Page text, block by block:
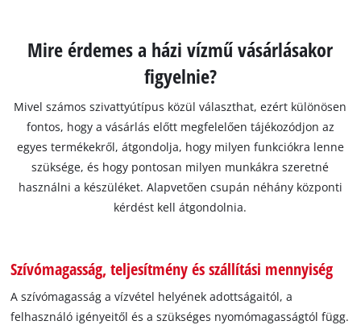
Mire érdemes a házi vízmű vásárlásakor
figyelnie?
Mivel számos szivattyútípus közül választhat, ezért különösen
fontos, hogy a vásárlás előtt megfelelően tájékozódjon az
egyes termékekről, átgondolja, hogy milyen funkciókra lenne
szüksége, és hogy pontosan milyen munkákra szeretné
használni a készüléket. Alapvetően csupán néhány központi
kérdést kell átgondolnia.
Szívómagasság, teljesítmény és szállítási mennyiség
A szívómagasság a vízvétel helyének adottságaitól, a
felhasználó igényeitől és a szükséges nyomómagasságtól függ.